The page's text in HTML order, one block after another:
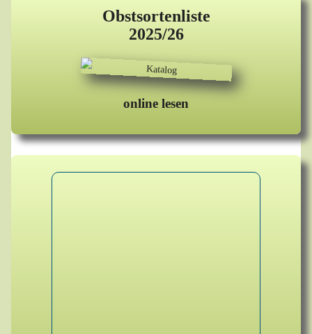
Obstsortenliste
2025/26
online lesen